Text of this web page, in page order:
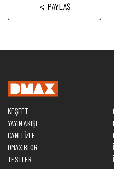
PAYLAŞ
KEŞFET
YAYIN AKIŞI
CANLI İZLE
DMAX BLOG
TESTLER